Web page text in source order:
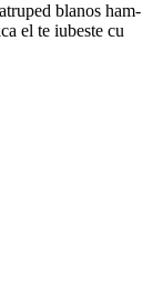
blanos ham-
el te iubeste cu